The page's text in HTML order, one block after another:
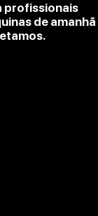
profissionais
de amanhã